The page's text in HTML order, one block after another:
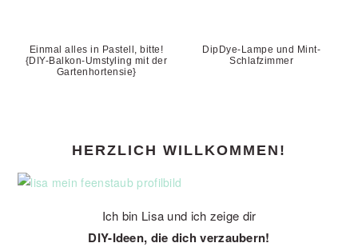
Einmal alles in Pastell, bitte!
{DIY-Balkon-Umstyling mit der
Gartenhortensie}
DipDye-Lampe und Mint-
Schlafzimmer
HERZLICH WILLKOMMEN!
Ich bin Lisa und ich zeige dir
DIY-Ideen, die dich verzaubern!